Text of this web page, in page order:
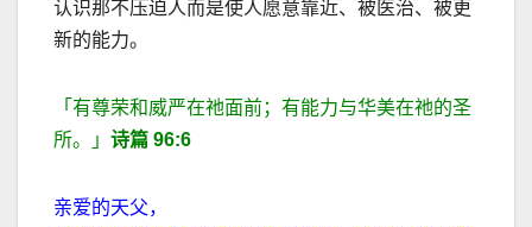
认识那不压迫人而是使人愿意靠近、被医治、被更
新的能力。
「有尊荣和威严在祂面前；有能力与华美在祂的圣
所。」 诗篇 96:6
亲爱的天父，